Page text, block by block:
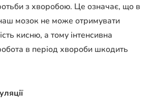
з хворобою. Це означає, що в
мозок не може отримувати
кисню, а тому інтенсивна
в період хвороби шкодить